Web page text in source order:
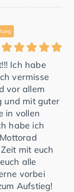
Ich habe
vermisse
vor allem
und mit guter
in vollen
habe ich
mit euch
alle
vorbei
Aufstieg!